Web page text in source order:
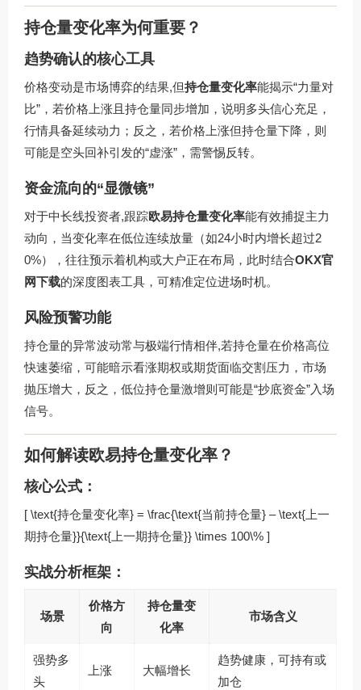
持仓量变化率为何重要？
趋势确认的核心工具
价格变动是市场博弈的结果,但持仓量变化率能揭示“力量对
比”，若价格上涨且持仓量同步增加，说明多头信心充足，
行情具备延续动力；反之，若价格上涨但持仓量下降，则
可能是空头回补引发的“虚涨”，需警惕反转。
资金流向的“显微镜”
对于中长线投资者,跟踪欧易持仓量变化率能有效捕捉主力
动向，当变化率在低位连续放量（如24小时内增长超过2
0%），往往预示着机构或大户正在布局，此时结合OKX官
网下载的深度图表工具，可精准定位进场时机。
风险预警功能
持仓量的异常波动常与极端行情相伴,若持仓量在价格高位
快速萎缩，可能暗示看涨期权或期货面临交割压力，市场
抛压增大，反之，低位持仓量激增则可能是“抄底资金”入场
信号。
如何解读欧易持仓量变化率？
核心公式：
[ \text{持仓量变化率} = \frac{\text{当前持仓量} – \text{上一
期持仓量}}{\text{上一期持仓量}} \times 100\% ]
实战分析框架：
场景
价格方
向
持仓量变
化率
市场含义
强势多
头
上涨 大幅增长
趋势健康，可持有或
加仓